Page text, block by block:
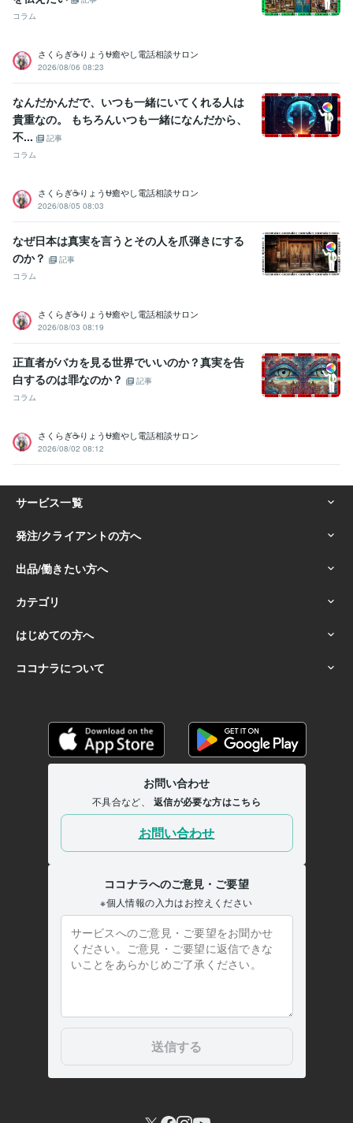
語学力
英語
コラム
さくらぎ☕りょう⛎癒やし電話相談サロン
2026/08/06 08:23
なんだかんだで、いつも一緒にいてくれる人は
貴重なの。 もちろんいつも一緒になんだから、
不...
記事
コラム
さくらぎ☕りょう⛎癒やし電話相談サロン
2026/08/05 08:03
なぜ日本は真実を言うとその人を爪弾きにする
のか？
記事
コラム
さくらぎ☕りょう⛎癒やし電話相談サロン
2026/08/03 08:19
正直者がバカを見る世界でいいのか？真実を告
白するのは罪なのか？
記事
コラム
さくらぎ☕りょう⛎癒やし電話相談サロン
2026/08/02 08:12